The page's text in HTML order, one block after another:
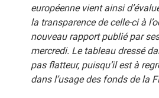
européenne vient ainsi
la transparence de celle-ci à
nouveau rapport publié par
mercredi. Le tableau dressé
pas flatteur, puisqu’il est à
dans l’usage des fonds de la